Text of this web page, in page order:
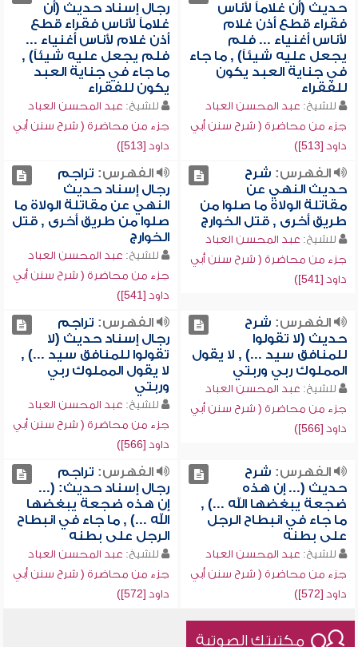
حديث (أن غلاماً لأناس
فقراء قطع أذن غلام
لأناس أغنياء ... فلم
يجعل عليه شيئاً) , ما جاء
في جناية العبد يكون
للفقراء
للشيخ: عبد المحسن العباد
جزء من محاضرة ( شرح سنن أبي
داود [513])
رجال إسناد حديث (أن
غلاماً لأناس فقراء قطع
أذن غلام لأناس أغنياء ...
فلم يجعل عليه شيئاً) ,
ما جاء في جناية العبد
يكون للفقراء
للشيخ: عبد المحسن العباد
جزء من محاضرة ( شرح سنن أبي
داود [513])
الفهرس: شرح
حديث النهي عن
مقاتلة الولاة ما صلوا من
طريق أخرى , قتل الخوارج
للشيخ: عبد المحسن العباد
جزء من محاضرة ( شرح سنن أبي
داود [541])
الفهرس: تراجم
رجال إسناد حديث
النهي عن مقاتلة الولاة ما
صلوا من طريق أخرى , قتل
الخوارج
للشيخ: عبد المحسن العباد
جزء من محاضرة ( شرح سنن أبي
داود [541])
الفهرس: شرح
حديث (لا تقولوا
للمنافق سيد ...) , لا يقول
المملوك ربي وربتي
للشيخ: عبد المحسن العباد
جزء من محاضرة ( شرح سنن أبي
داود [566])
الفهرس: تراجم
رجال إسناد حديث (لا
تقولوا للمنافق سيد ...) ,
لا يقول المملوك ربي
وربتي
للشيخ: عبد المحسن العباد
جزء من محاضرة ( شرح سنن أبي
داود [566])
الفهرس: شرح
حديث (... إن هذه
ضجعة يبغضها الله ...) ,
ما جاء في انبطاح الرجل
على بطنه
للشيخ: عبد المحسن العباد
جزء من محاضرة ( شرح سنن أبي
داود [572])
الفهرس: تراجم
رجال إسناد حديث: (...
إن هذه ضجعة يبغضها
الله ...) , ما جاء في انبطاح
الرجل على بطنه
للشيخ: عبد المحسن العباد
جزء من محاضرة ( شرح سنن أبي
داود [572])
مكتبتك الصوتية